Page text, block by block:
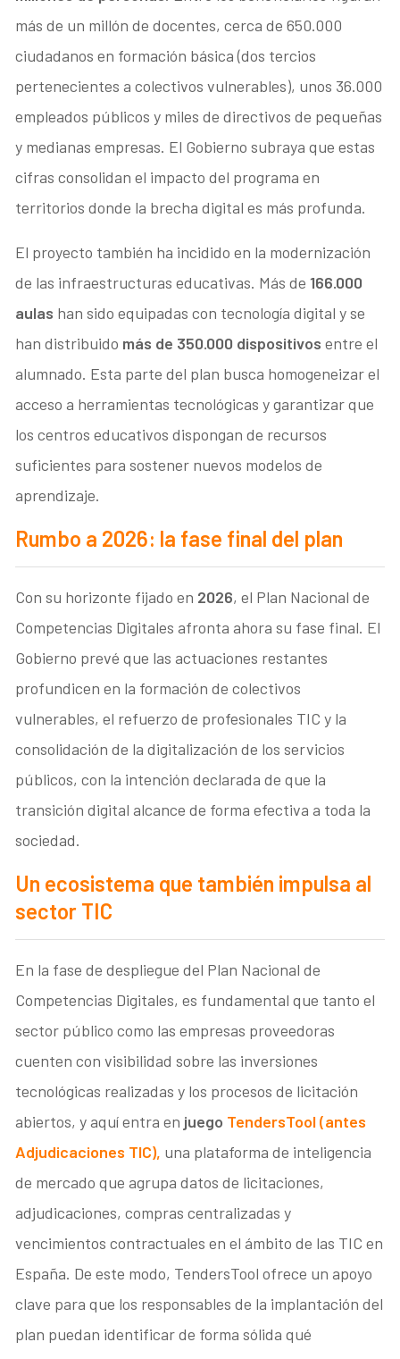
más de un millón de docentes, cerca de 650.000
ciudadanos en formación básica (dos tercios
pertenecientes a colectivos vulnerables), unos 36.000
empleados públicos y miles de directivos de pequeñas
y medianas empresas. El Gobierno subraya que estas
cifras consolidan el impacto del programa en
territorios donde la brecha digital es más profunda.
El proyecto también ha incidido en la modernización
de las infraestructuras educativas. Más de166.000
aulas han sido equipadas con tecnología digital y se
han distribuido más de 350.000 dispositivos entre el
alumnado. Esta parte del plan busca homogeneizar el
acceso a herramientas tecnológicas y garantizar que
los centros educativos dispongan de recursos
suficientes para sostener nuevos modelos de
aprendizaje.
Rumbo a 2026: la fase final del plan
Con su horizonte fijado en 2026, el Plan Nacional de
Competencias Digitales afronta ahora su fase final. El
Gobierno prevé que las actuaciones restantes
profundicen en la formación de colectivos
vulnerables, el refuerzo de profesionales TIC y la
consolidación de la digitalización de los servicios
públicos, con la intención declarada de que la
transición digital alcance de forma efectiva a toda la
sociedad.
Un ecosistema que también impulsa al
sector TIC
En la fase de despliegue del Plan Nacional de
Competencias Digitales, es fundamental que tanto el
sector público como las empresas proveedoras
cuenten con visibilidad sobre las inversiones
tecnológicas realizadas y los procesos de licitación
abiertos, y aquí entra en juego TendersTool (antes
Adjudicaciones TIC), una plataforma de inteligencia
de mercado que agrupa datos de licitaciones,
adjudicaciones, compras centralizadas y
vencimientos contractuales en el ámbito de las TIC en
España. De este modo, TendersTool ofrece un apoyo
clave para que los responsables de la implantación del
plan puedan identificar de forma sólida qué